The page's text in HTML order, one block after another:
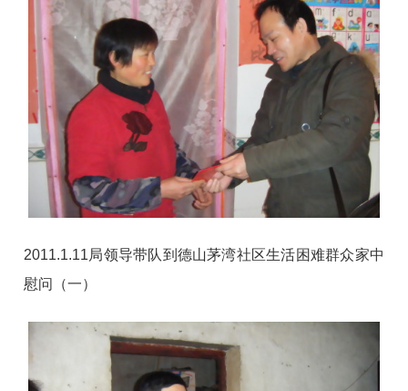
2011.1.11局领导带队到德山茅湾社区生活困难群众家中
慰问（一）